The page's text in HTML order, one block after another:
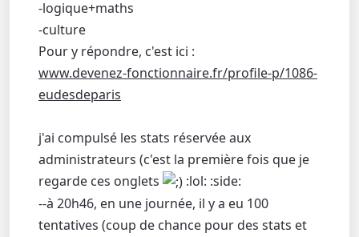
-logique+maths
-culture
Pour y répondre, c'est ici :
www.devenez-fonctionnaire.fr/profile-p/1086-
eudesdeparis
j'ai compulsé les stats réservée aux
administrateurs (c'est la première fois que je
regarde ces onglets
:lol: :side:
--à 20h46, en une journée, il y a eu 100
tentatives (coup de chance pour des stats et